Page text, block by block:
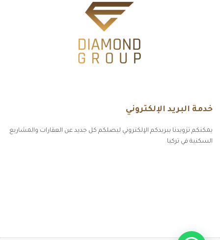
خدمة البريد الإلكتروني
يمكنكم تزويدنا ببريدكم الإلكتروني ليصلكم كل جديد عن العقارات والمشاريع
السكنية في تركيا